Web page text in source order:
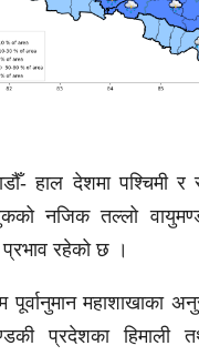
हाल देशमा पश्चिमी र
नजिक तल्लो
प्रभाव रहेको छ ।
महाशाखाका
प्रदेशका हिमाली